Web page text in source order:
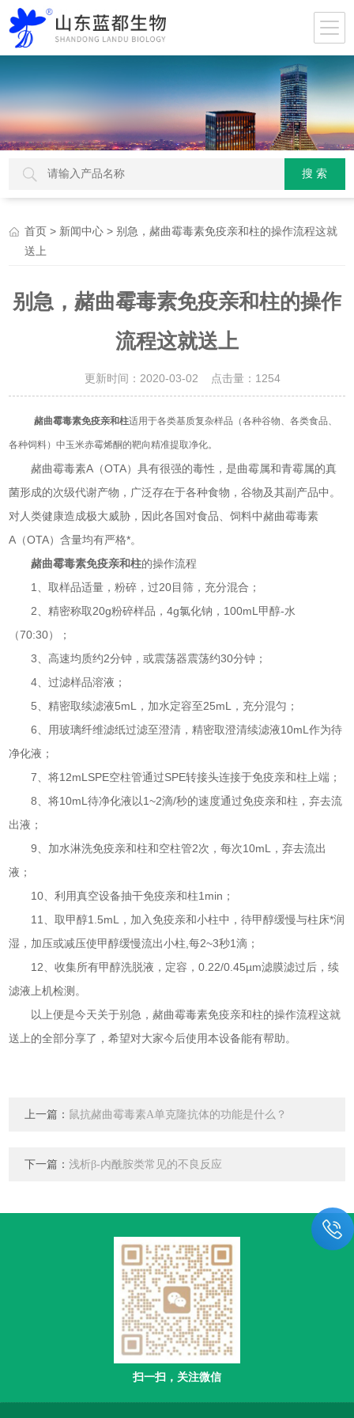
首页 > 新闻中心 > 别急，赭曲霉毒素免疫亲和柱的操作流程这就
送上
别急，赭曲霉毒素免疫亲和柱的操作
流程这就送上
更新时间：2020-03-02 点击量： 1254
赭曲霉毒素免疫亲和柱适用于各类基质复杂样品（各种谷物、各类食品、
各种饲料）中玉米赤霉烯酮的靶向精准提取净化。
赭曲霉毒素A（OTA）具有很强的毒性，是曲霉属和青霉属的真
菌形成的次级代谢产物，广泛存在于各种食物，谷物及其副产品中。
对人类健康造成极大威胁，因此各国对食品、饲料中赭曲霉毒素
A（OTA）含量均有严格*。
赭曲霉毒素免疫亲和柱的操作流程
1、取样品适量，粉碎，过20目筛，充分混合；
2、精密称取20g粉碎样品，4g氯化钠，100mL甲醇-水
（70:30）；
3、高速均质约2分钟，或震荡器震荡约30分钟；
4、过滤样品溶液；
5、精密取续滤液5mL，加水定容至25mL，充分混匀；
6、用玻璃纤维滤纸过滤至澄清，精密取澄清续滤液10mL作为待
净化液；
7、将12mLSPE空柱管通过SPE转接头连接于免疫亲和柱上端；
8、将10mL待净化液以1~2滴/秒的速度通过免疫亲和柱，弃去流
出液；
9、加水淋洗免疫亲和柱和空柱管2次，每次10mL，弃去流出
液；
10、利用真空设备抽干免疫亲和柱1min；
11、取甲醇1.5mL，加入免疫亲和小柱中，待甲醇缓慢与柱床*润
湿，加压或减压使甲醇缓慢流出小柱,每2~3秒1滴；
12、收集所有甲醇洗脱液，定容，0.22/0.45µm滤膜滤过后，续
滤液上机检测。
以上便是今天关于别急，赭曲霉毒素免疫亲和柱的操作流程这就
送上的全部分享了，希望对大家今后使用本设备能有帮助。
上一篇： 鼠抗赭曲霉毒素A单克隆抗体的功能是什么？
下一篇：浅析β-内酰胺类常见的不良反应
扫一扫，关注微信